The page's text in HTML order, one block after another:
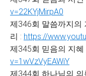
v=22KYjMirpA0
제346회 말씀까지의
리 : https://
제345회 믿음의 지혜
v=1wVzVyEAWiY
제344회 하나님의 의